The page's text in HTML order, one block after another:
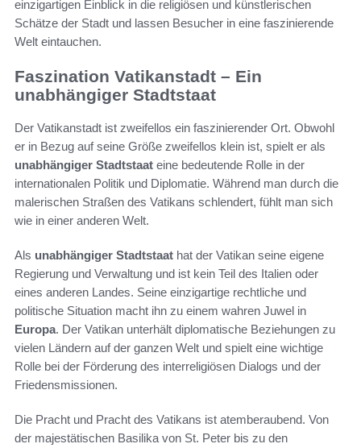
einzigartigen Einblick in die religiösen und künstlerischen
Schätze der Stadt und lassen Besucher in eine faszinierende
Welt eintauchen.
Faszination Vatikanstadt – Ein
unabhängiger Stadtstaat
Der Vatikanstadt ist zweifellos ein faszinierender Ort. Obwohl
er in Bezug auf seine Größe zweifellos klein ist, spielt er als
unabhängiger Stadtstaat eine bedeutende Rolle in der
internationalen Politik und Diplomatie. Während man durch die
malerischen Straßen des Vatikans schlendert, fühlt man sich
wie in einer anderen Welt.
Als unabhängiger Stadtstaat hat der Vatikan seine eigene
Regierung und Verwaltung und ist kein Teil des Italien oder
eines anderen Landes. Seine einzigartige rechtliche und
politische Situation macht ihn zu einem wahren Juwel in
Europa. Der Vatikan unterhält diplomatische Beziehungen zu
vielen Ländern auf der ganzen Welt und spielt eine wichtige
Rolle bei der Förderung des interreligiösen Dialogs und der
Friedensmissionen.
Die Pracht und Pracht des Vatikans ist atemberaubend. Von
der majestätischen Basilika von St. Peter bis zu den